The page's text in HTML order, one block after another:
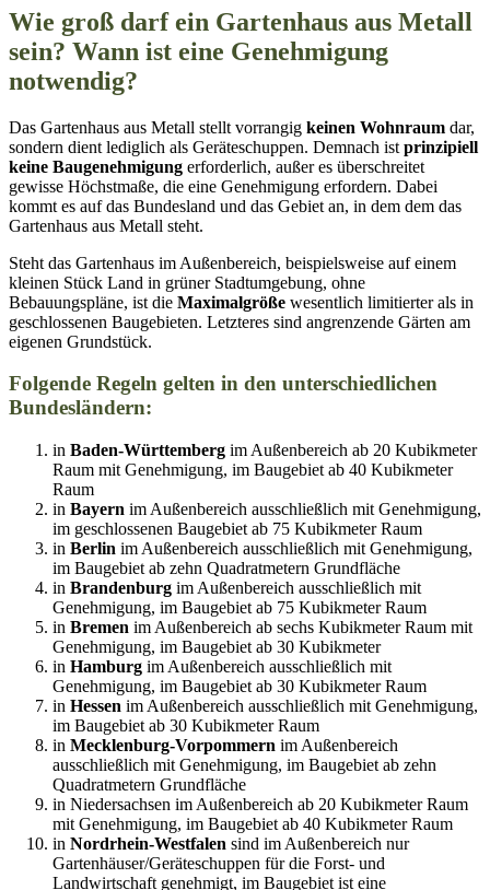
Wie groß darf ein Gartenhaus aus Metall
sein? Wann ist eine Genehmigung
notwendig?
Das Gartenhaus aus Metall stellt vorrangig keinen Wohnraum dar,
sondern dient lediglich als Geräteschuppen. Demnach ist prinzipiell
keine Baugenehmigung erforderlich, außer es überschreitet
gewisse Höchstmaße, die eine Genehmigung erfordern. Dabei
kommt es auf das Bundesland und das Gebiet an, in dem dem das
Gartenhaus aus Metall steht.
Steht das Gartenhaus im Außenbereich, beispielsweise auf einem
kleinen Stück Land in grüner Stadtumgebung, ohne
Bebauungspläne, ist die Maximalgröße wesentlich limitierter als in
geschlossenen Baugebieten. Letzteres sind angrenzende Gärten am
eigenen Grundstück.
Folgende Regeln gelten in den unterschiedlichen
Bundesländern:
in Baden-Württemberg im Außenbereich ab 20 Kubikmeter
Raum mit Genehmigung, im Baugebiet ab 40 Kubikmeter
Raum
in Bayern im Außenbereich ausschließlich mit Genehmigung,
im geschlossenen Baugebiet ab 75 Kubikmeter Raum
in Berlin im Außenbereich ausschließlich mit Genehmigung,
im Baugebiet ab zehn Quadratmetern Grundfläche
in Brandenburg im Außenbereich ausschließlich mit
Genehmigung, im Baugebiet ab 75 Kubikmeter Raum
in Bremen im Außenbereich ab sechs Kubikmeter Raum mit
Genehmigung, im Baugebiet ab 30 Kubikmeter
in Hamburg im Außenbereich ausschließlich mit
Genehmigung, im Baugebiet ab 30 Kubikmeter Raum
in Hessen im Außenbereich ausschließlich mit Genehmigung,
im Baugebiet ab 30 Kubikmeter Raum
in Mecklenburg-Vorpommern im Außenbereich
ausschließlich mit Genehmigung, im Baugebiet ab zehn
Quadratmetern Grundfläche
in Niedersachsen im Außenbereich ab 20 Kubikmeter Raum
mit Genehmigung, im Baugebiet ab 40 Kubikmeter Raum
in Nordrhein-Westfalen sind im Außenbereich nur
Gartenhäuser/Geräteschuppen für die Forst- und
Landwirtschaft genehmigt, im Baugebiet ist eine